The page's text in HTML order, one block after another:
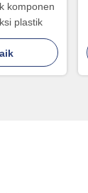
komponen
plastik